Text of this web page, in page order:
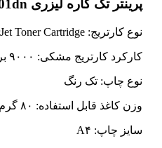
پرینتر تک کاره لیزری M501dn اچ پی
نوع کارتریج: HP ۸۷A Black LaserJet Toner Cartridge
کارکرد کارتریج مشکی: ۹۰۰۰ برگ
نوع چاپ: تک رنگ
وزن کاغذ قابل استفاده: ۸۰ گرم
سایز چاپ: A۴